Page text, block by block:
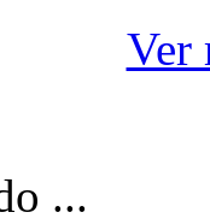
Ver
...